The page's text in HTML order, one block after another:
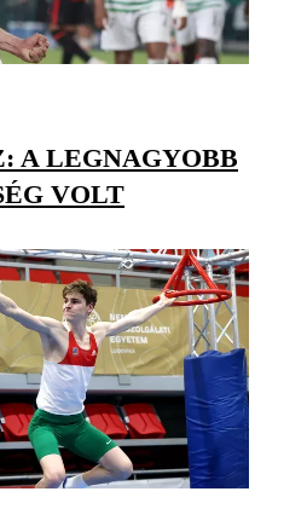
A LEGNAGYOBB
VOLT